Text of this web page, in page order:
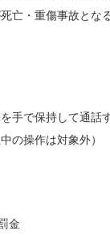
亡・重傷事故とな
手で保持して通話
の操作は対象外）
金